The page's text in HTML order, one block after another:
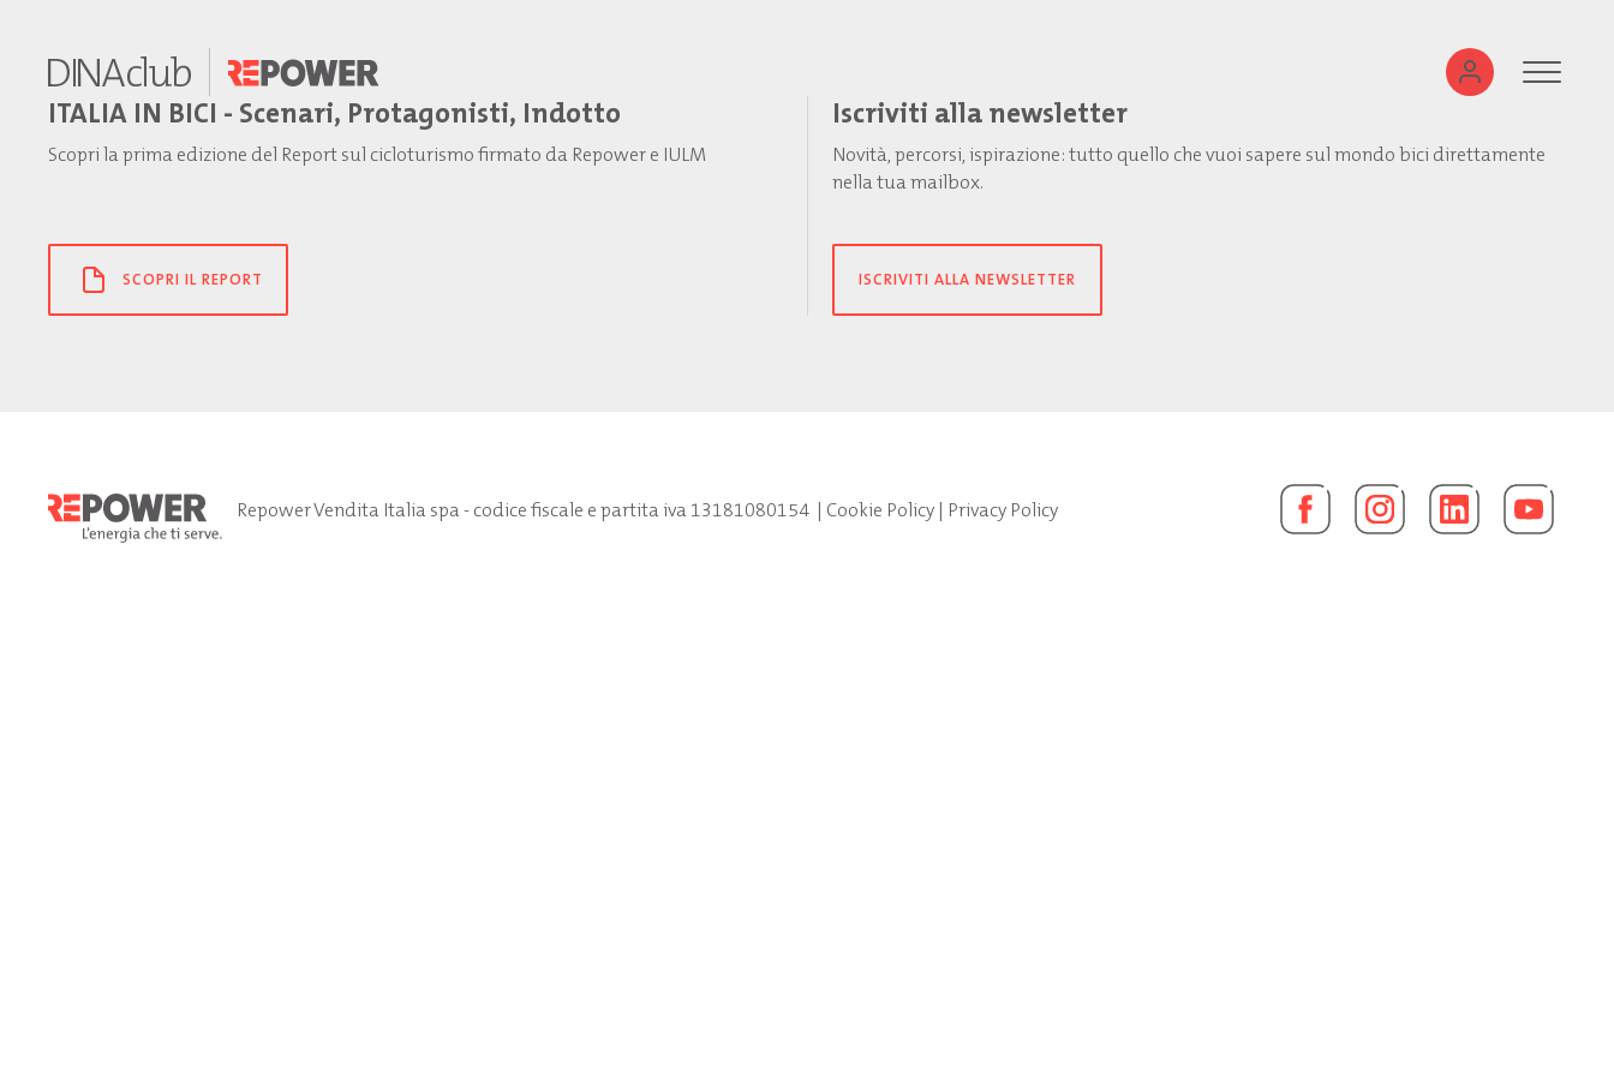
ITALIA IN BICI - Scenari, Protagonisti, Indotto
Scopri la prima edizione del Report sul cicloturismo firmato da Repower e IULM
SCOPRI IL REPORT
Iscriviti alla newsletter
Novità, percorsi, ispirazione: tutto quello che vuoi sapere sul mondo bici direttamente
nella tua mailbox.
ISCRIVITI ALLA NEWSLETTER
Repower Vendita Italia spa - codice fiscale e partita iva 13181080154| Cookie Policy| Privacy Policy